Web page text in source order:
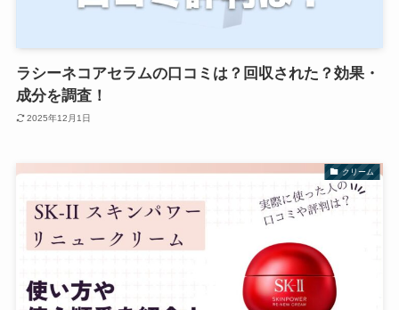
ラシーネコアセラムの口コミは？回収された？効果・
成分を調査！
2025年12月1日
クリーム